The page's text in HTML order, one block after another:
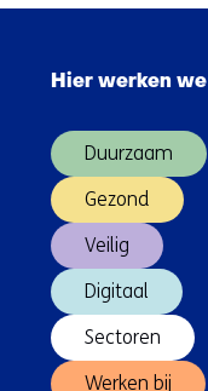
zee
druk
Hier werken we
Duurzaam
Gezond
Veilig
Digitaal
Sectoren
Werken bij